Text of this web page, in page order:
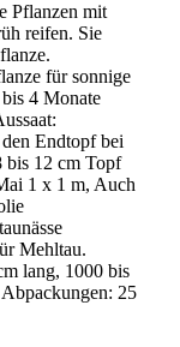
Pflanzen mit
reifen. Sie
für sonnige
4 Monate
Endtopf bei
bis 12 cm Topf
1 x 1 m, Auch
Mehltau.
lang, 1000 bis
25